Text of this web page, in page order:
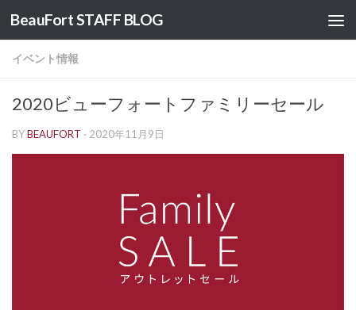
コンテンツへスキップ
BeauFort STAFF BLOG
イベント情報
2020ビューフォートファミリーセール
BYBEAUFORT · 2020年11月9日